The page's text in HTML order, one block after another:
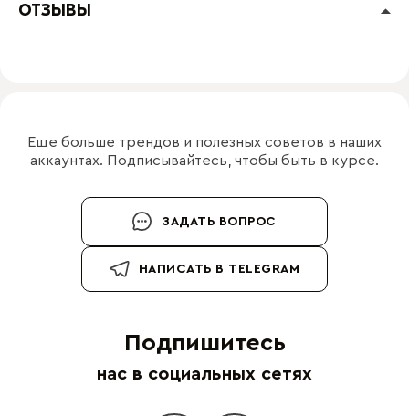
ОТЗЫВЫ
Еще больше трендов и полезных советов в наших
аккаунтах. Подписывайтесь, чтобы быть в курсе.
ЗАДАТЬ ВОПРОС
НАПИСАТЬ В TELEGRAM
Подпишитесь
нас в социальных сетях